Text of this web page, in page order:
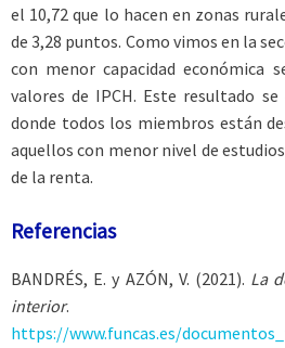
el 10,72 que lo hacen en zonas
de 3,28 puntos. Como vimos en la
con menor capacidad económica
valores de IPCH. Este resultado
donde todos los miembros están
aquellos con menor nivel de
de la renta.
Referencias
BANDRÉS, E. y AZÓN, V. (2021). La
interior.
https://www.funcas.es/